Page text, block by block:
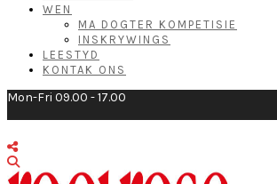
WEN
MA DOGTER KOMPETISIE
INSKRYWINGS
LEESTYD
KONTAK ONS
Mon-Fri 09.00 - 17.00